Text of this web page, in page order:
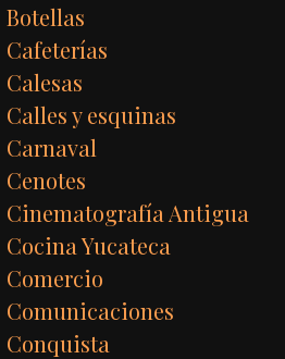
Botellas
Cafeterías
Calesas
Calles y esquinas
Carnaval
Cenotes
Cinematografía Antigua
Cocina Yucateca
Comercio
Comunicaciones
Conquista